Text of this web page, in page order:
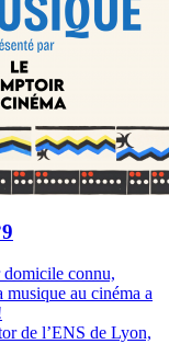
domicile connu,
au cinéma a
de l’ENS de Lyon,